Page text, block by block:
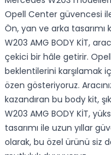
Opell Center güvencesi
Ön, yan ve arka
W203 AMG BODY KİT,
çekici bir hâle getirir.
beklentilerini karşılamak
özen gösteriyoruz.
kazandıran bu body kit,
W203 AMG BODY KİT,
tasarımı ile uzun yıllar
olarak, bu özel ürünü siz